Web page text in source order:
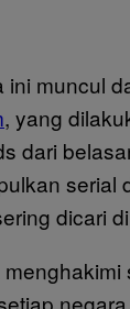
ini muncul
, yang
dari
serial
dicari